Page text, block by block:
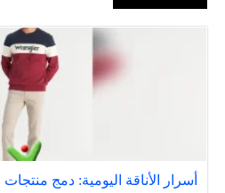
أسرار الأناقة اليومية: دمج